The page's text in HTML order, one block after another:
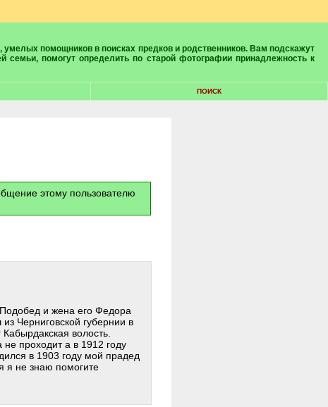
семьи, помогут определить по старой фотографии принадлежность к
ПОИСК
этому пользователю
и жена его Федора
Черниговской губернии в
волость.
проходит а в 1912 году
в 1903 году мой прадед
я не знаю помогите